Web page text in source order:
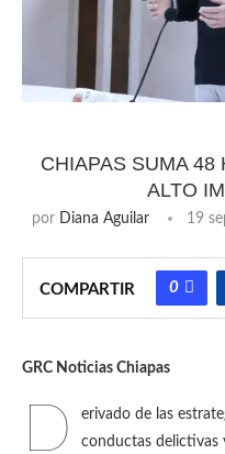
CHIAPAS SUMA 48
ALTO
por Diana Aguilar 19
COMPARTIR 0
GRC Noticias Chiapas
D
erivado de las
conductas delictivas